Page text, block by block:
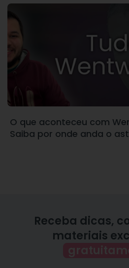
O que aconteceu com
Saiba por onde anda o
Receba dicas,
materiais